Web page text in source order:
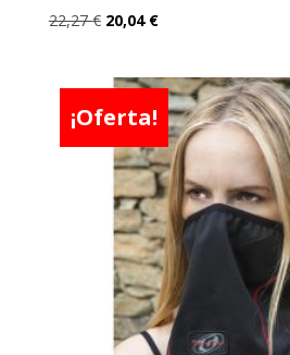
22,27€ El
era:
22,27 €.
20,04 €El
es:
20,04 €.
¡Oferta!